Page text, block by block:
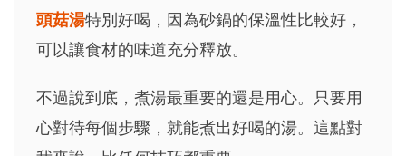
頭菇湯特別好喝，因為砂鍋的保溫性比較好，
可以讓食材的味道充分釋放。
不過說到底，煮湯最重要的還是用心。只要用
心對待每個步驟，就能煮出好喝的湯。這點對